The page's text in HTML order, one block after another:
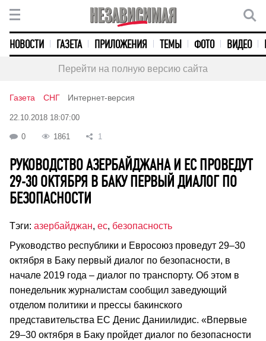
НОВОСТИ ГАЗЕТА ПРИЛОЖЕНИЯ ТЕМЫ ФОТО ВИДЕО
Перейти на полную версию сайта
Газета СНГ Интернет-версия
22.10.2018 18:07:00
0 1861 1
РУКОВОДСТВО АЗЕРБАЙДЖАНА И ЕС ПРОВЕДУТ
29-30 ОКТЯБРЯ В БАКУ ПЕРВЫЙ ДИАЛОГ ПО
БЕЗОПАСНОСТИ
Тэги: азербайджан, ес, безопасность
Руководство республики и Евросоюз проведут 29–30
октября в Баку первый диалог по безопасности, в
начале 2019 года – диалог по транспорту. Об этом в
понедельник журналистам сообщил заведующий
отделом политики и прессы бакинского
представительства ЕС Денис Даниилидис. «Впервые
29–30 октября в Баку пройдет диалог по безопасности